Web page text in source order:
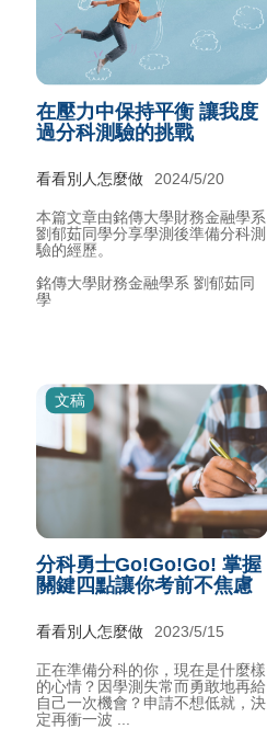
在壓力中保持平衡 讓我度
過分科測驗的挑戰
看看別人怎麼做 2024/5/20
本篇文章由銘傳大學財務金融學系
劉郁茹同學分享學測後準備分科測
驗的經歷。
銘傳大學財務金融學系 劉郁茹同
學
文稿
分科勇士Go!Go!Go! 掌握
關鍵四點讓你考前不焦慮
看看別人怎麼做 2023/5/15
正在準備分科的你，現在是什麼樣
的心情？因學測失常而勇敢地再給
自己一次機會？申請不想低就，決
定再衝一波 ...